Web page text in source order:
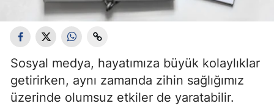
Çankırı
Denizli
Diyarbakır
Sosyal medya, hayatımıza büyük kolaylıklar
getirirken, aynı zamanda zihin sağlığımız
üzerinde olumsuz etkiler de yaratabilir.